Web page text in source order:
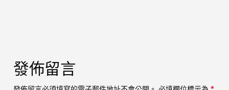
發佈留言